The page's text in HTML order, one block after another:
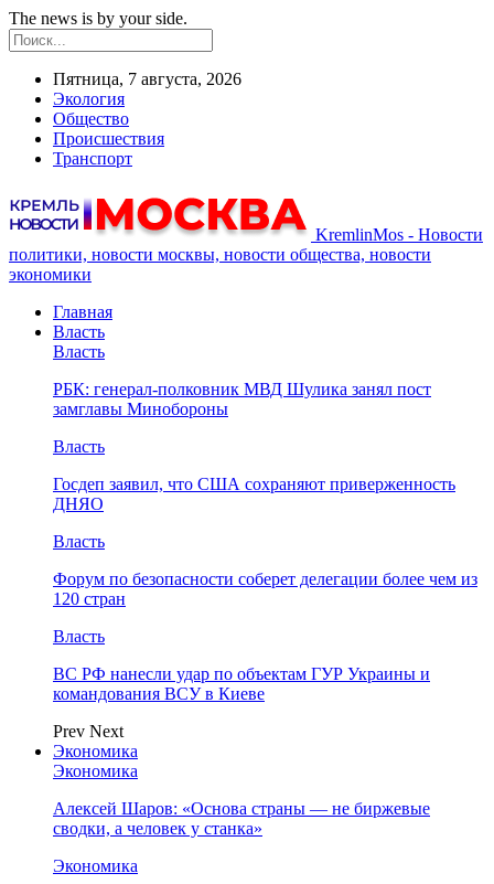
The news is by your side.
Пятница, 7 августа, 2026
Экология
Общество
Происшествия
Транспорт
KremlinMos - Новости
политики, новости москвы, новости общества, новости
экономики
Главная
Власть
Власть
РБК: генерал-полковник МВД Шулика занял пост
замглавы Минобороны
Власть
Госдеп заявил, что США сохраняют приверженность
ДНЯО
Власть
Форум по безопасности соберет делегации более чем из
120 стран
Власть
ВС РФ нанесли удар по объектам ГУР Украины и
командования ВСУ в Киеве
Prev Next
Экономика
Экономика
Алексей Шаров: «Основа страны — не биржевые
сводки, а человек у станка»
Экономика